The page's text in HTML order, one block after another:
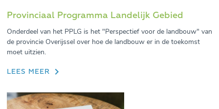
Provinciaal Programma Landelijk Gebied
Onderdeel van het PPLG is het "Perspectief voor de landbouw" van
de provincie Overijssel over hoe de landbouw er in de toekomst
moet uitzien.
LEES MEER